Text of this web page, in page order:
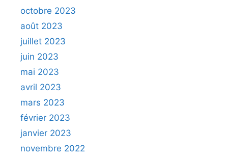
octobre 2023
août 2023
juillet 2023
juin 2023
mai 2023
avril 2023
mars 2023
février 2023
janvier 2023
novembre 2022